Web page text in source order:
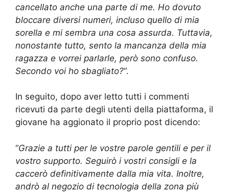
cancellato anche una parte di me. Ho dovuto
bloccare diversi numeri, incluso quello di mia
sorella e mi sembra una cosa assurda. Tuttavia,
nonostante tutto, sento la mancanza della mia
ragazza e vorrei parlarle, però sono confuso.
Secondo voi ho sbagliato?“.
In seguito, dopo aver letto tutti i commenti
ricevuti da parte degli utenti della piattaforma, il
giovane ha aggionato il proprio post dicendo:
“Grazie a tutti per le vostre parole gentili e per il
vostro supporto. Seguirò i vostri consigli e la
caccerò definitivamente dalla mia vita. Inoltre,
andrò al negozio di tecnologia della zona più